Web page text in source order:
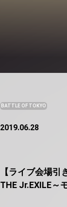
BATTLE OF TOKYO
2019.06.28
【ライブ会場
THE Jr.EXILE～